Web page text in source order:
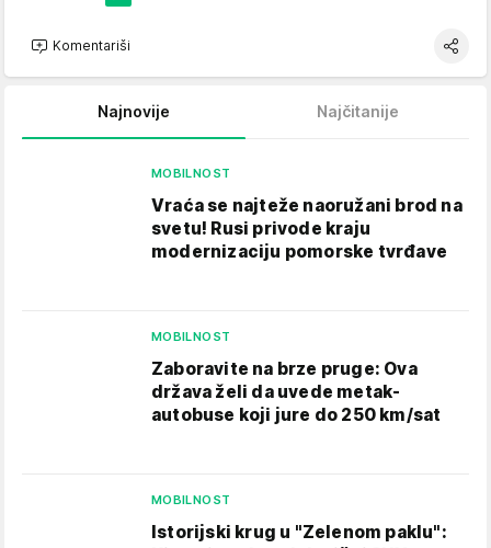
Komentariši
Najnovije Najčitanije
MOBILNOST
Vraća se najteže naoružani brod na
svetu! Rusi privode kraju
modernizaciju pomorske tvrđave
MOBILNOST
Zaboravite na brze pruge: Ova
država želi da uvede metak-
autobuse koji jure do 250 km/sat
MOBILNOST
Istorijski krug u "Zelenom paklu":